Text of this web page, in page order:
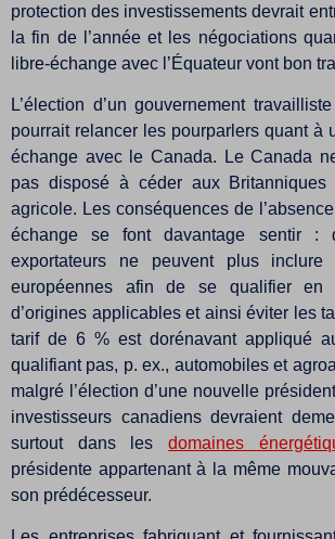
protection des investissements devrait
la fin de l’année et les négociations
libre-échange avec l’Équateur vont bon
L’élection d’un gouvernement
pourrait relancer les pourparlers quant à
échange avec le Canada. Le Canada
pas disposé à céder aux
agricole. Les conséquences de
échange se font davantage sentir :
exportateurs ne peuvent plus inclure
européennes afin de se qualifier en
d’origines applicables et ainsi éviter les
tarif de 6 % est dorénavant appliqué
qualifiant pas, p. ex., automobiles et
malgré l’élection d’une nouvelle
investisseurs canadiens devraient
surtout dans lesdomaines
présidente appartenant à la même
son prédécesseur.